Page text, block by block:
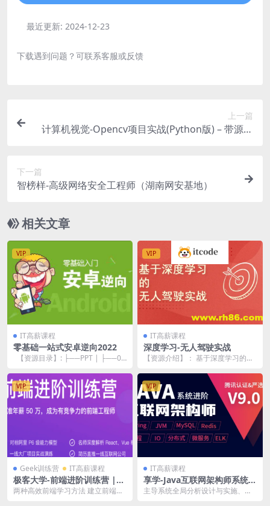
最近更新: 2024-12-23
下载遇到问题？可联系客服或反馈
上一篇
计算机视觉-Opencv项目实战(Python版) – 带源码
下一篇
智榜样-高级网络安全工程师（湖南网安基地）
相关文章
VIP
IT高薪课程
零基础一站式安卓逆向2022
【资源目录】: ├──PPT | ├──0
VIP
IT高薪课程
深度学习-无人驾驶实战
【资源介绍】： 基于深度学习的无
战，全部算法均展开源...
VIP
Geek训练营 IT高薪课程
极客大学-前端进阶训练营 |
完结
两种高效前端学习方法 建立前端体
VIP
IT高薪课程
享学-Java互联网架构师系统进
阶课程（三期VIP） | 完结
主导系统全局分析设计与实施、负